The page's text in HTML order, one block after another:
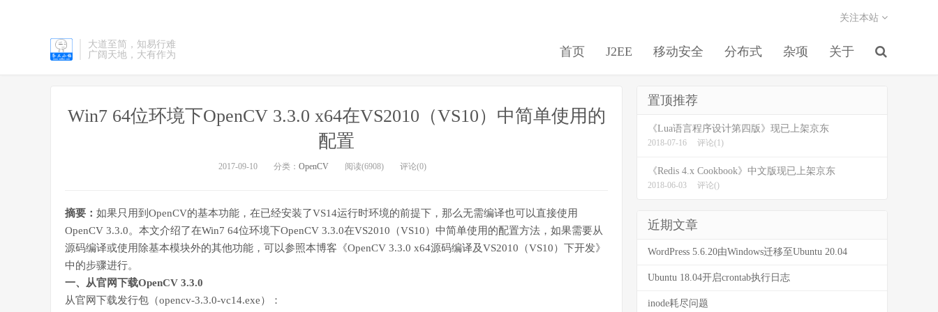
大道至简，知易行难
广阔天地，大有作为
首页 J2EE 移动安全 分布式 杂项 关于
关注本站
Win7 64位环境下OpenCV 3.3.0 x64在VS2010（VS10）中简单使用的
配置
2017-09-10 分类： OpenCV 阅读(6908) 评论(0)
摘要： 如果只用到OpenCV的基本功能，在已经安装了VS14运行时环境的前提下，那么无需编译也可以直接使用
OpenCV 3.3.0。本文介绍了在Win7 64位环境下OpenCV 3.3.0在VS2010（VS10）中简单使用的配置方法，如果需要从
源码编译或使用除基本模块外的其他功能，可以参照本博客《OpenCV 3.3.0 x64源码编译及VS2010（VS10）下开发》
中的步骤进行。
一、从官网下载OpenCV 3.3.0
从官网下载发行包（opencv-3.3.0-vc14.exe）：
置顶推荐
《Lua语言程序设计第四版》现已上架京东
2018-07-16 评论(1)
《Redis 4.x Cookbook》中文版现已上架京东
2018-06-03 评论()
近期文章
WordPress 5.6.20由Windows迁移至Ubuntu 20.04
Ubuntu 18.04开启crontab执行日志
inode耗尽问题